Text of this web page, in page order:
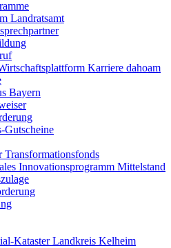
Landratsamt
Karriere dahoam
Bayern
Gutscheine
Transformationsfonds
Innovationsprogramm Mittelstand
Kataster Landkreis Kelheim